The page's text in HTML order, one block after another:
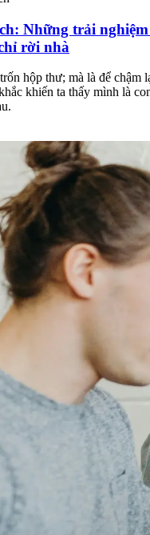
Những trải
rời nhà
hộp thư; mà là để chậm
khiến ta thấy mình là